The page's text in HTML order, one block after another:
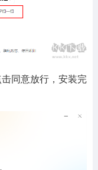
同意放行，安装完